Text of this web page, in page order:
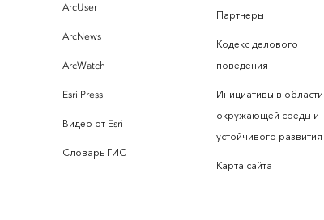
ArcUser
ArcNews
ArcWatch
Esri Press
Видео от Esri
Словарь ГИС
Партнеры
Кодекс делового
поведения
Инициативы в области
окружающей среды и
устойчивого развития
Карта сайта